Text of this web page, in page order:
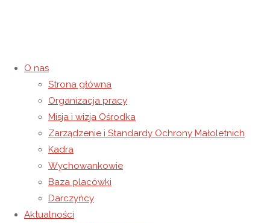
O nas
Strona główna
Organizacja pracy
Misja i wizja Ośrodka
Zarządzenie i Standardy Ochrony Małoletnich
Kadra
Wychowankowie
Baza placówki
Darczyńcy
Aktualności
Czasowe zawieszenie
wszystkich zajęć
prowadzonych przez ośrodek
20 marca 20207 września 2022